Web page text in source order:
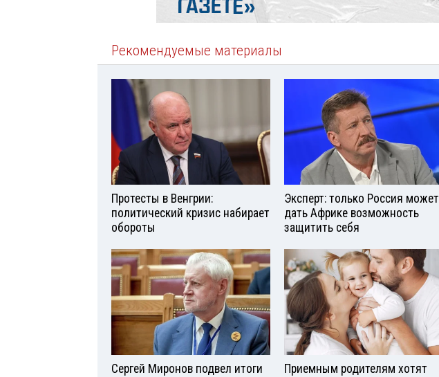
Рекомендуемые материалы
Протесты в Венгрии:
политический кризис набирает
обороты
Эксперт: только Россия может
дать Африке возможность
защитить себя
Сергей Миронов подвел итоги
Приемным родителям хотят